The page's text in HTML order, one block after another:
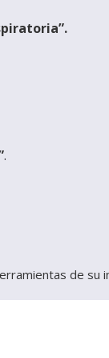
.
de su